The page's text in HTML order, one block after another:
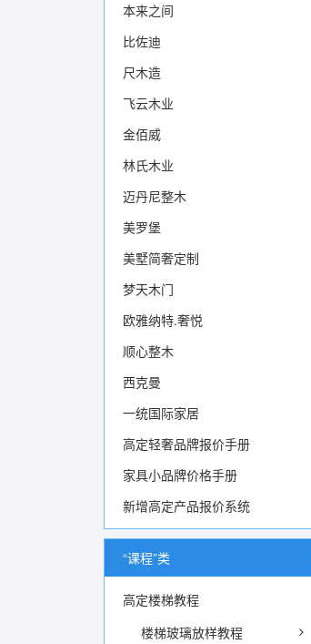
本来之间
比佐迪
尺木造
飞云木业
金佰威
林氏木业
迈丹尼整木
美罗堡
美墅简奢定制
梦天木门
欧雅纳特.奢悦
顺心整木
西克曼
一统国际家居
高定轻奢品牌报价手册
家具小品牌价格手册
新增高定产品报价系统
“课程”类
高定楼梯教程
楼梯玻璃放样教程